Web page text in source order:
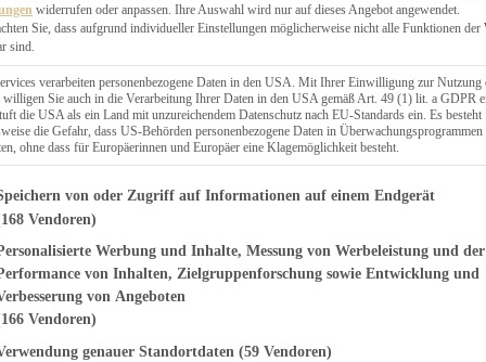
Suche
HERZHAFT
Nudeln vegan
widerrufen oder anpassen. Ihre Auswahl wird nur auf dieses Angebot angewendet.
Sie, dass aufgrund individueller Einstellungen möglicherweise nicht alle Funktionen der
sind.
verarbeiten personenbezogene Daten in den USA. Mit Ihrer Einwilligung zur Nutzung
willigen Sie auch in die Verarbeitung Ihrer Daten in den USA gemäß Art. 49 (1) lit. a GDPR
die USA als ein Land mit unzureichendem Datenschutz nach EU-Standards ein. Es besteht
die Gefahr, dass US-Behörden personenbezogene Daten in Überwachungsprogrammen
ohne dass für Europäerinnen und Europäer eine Klagemöglichkeit besteht.
finden Sie eine Liste der Zwecke des IAB Transparency and
von oder Zugriff auf Informationen auf einem Endgerät
Vendoren)
Werbung und Inhalte, Messung von Werbeleistung und der
von Inhalten, Zielgruppenforschung sowie Entwicklung und
von Angeboten
Vendoren)
genauer Standortdaten (59 Vendoren)